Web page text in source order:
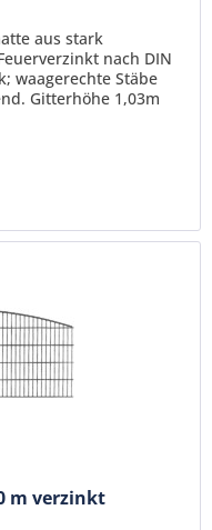
aus stark
nach DIN
waagerechte Stäbe
Gitterhöhe 1,03m
m verzinkt